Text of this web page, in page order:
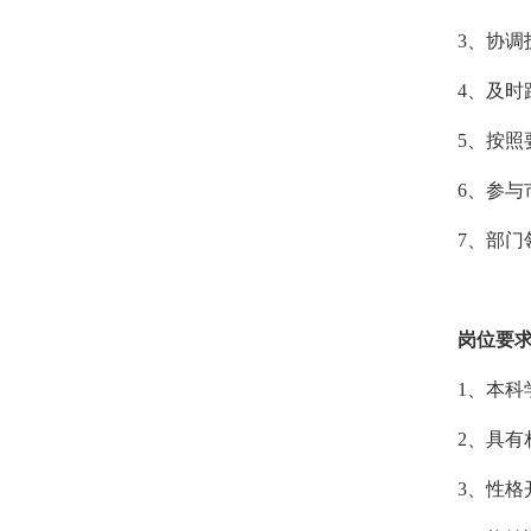
3、协调
4、及时
5、按照
6、参与
7、部门
岗位要
1、本科
2、具有
3、性格